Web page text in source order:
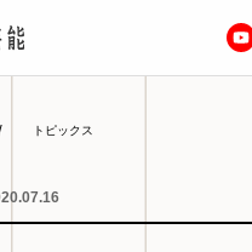
トピックス